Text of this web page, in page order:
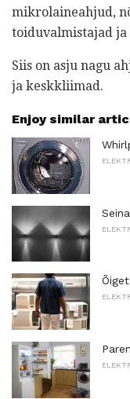
mikrolaineahjud,
toiduvalmistajad
Siis on asju nagu
ja keskkliimad.
Enjoy similar